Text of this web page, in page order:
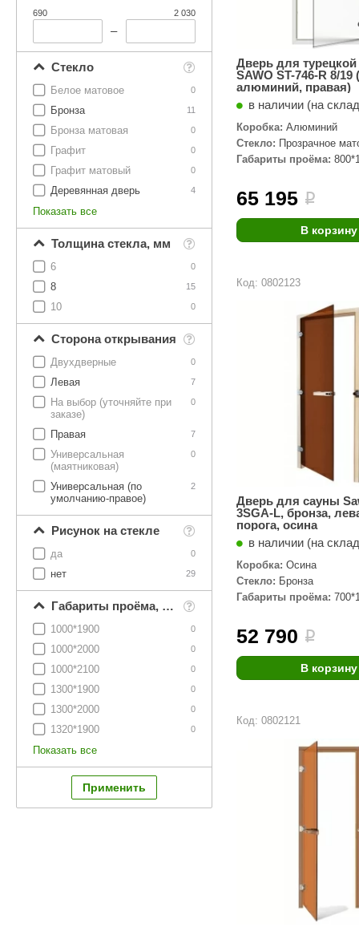
Акции и скидки
Этна
Tikkurila Elcon
TABA MAGNUM
Termomuros Covali
Finn icon Размахайка
690
–
2 030
Стекло
0
Белое матовое
11
Бронза
0
Бронза матовая
0
Графит
0
Графит матовый
4
Деревянная дверь
Показать все
Толщина стекла, мм
0
6
15
8
0
10
Сторона открывания
0
Двухдверные
7
Левая
0
На выбор (уточняйте при
заказе)
7
Правая
0
Универсальная
(маятниковая)
2
Универсальная (по
умолчанию-правое)
Рисунок на стекле
0
да
29
нет
Габариты проёма, мм
0
1000*1900
0
1000*2000
0
1000*2100
0
1300*1900
0
1300*2000
0
1320*1900
Показать все
Дверь для турецкой
SAWO ST-746-R 8/19
алюминий, правая)
в наличии (на
Коробка: Алюминий
Стекло: Прозрачное
Габариты проёма:
65 195 i
В корзину
Код: 0802123
Дверь для сауны
3SGA-L, бронза,
порога, осина
в наличии (на
Коробка: Осина
Стекло: Бронза
Габариты проёма:
52 790 i
В корзину
Код: 0802121